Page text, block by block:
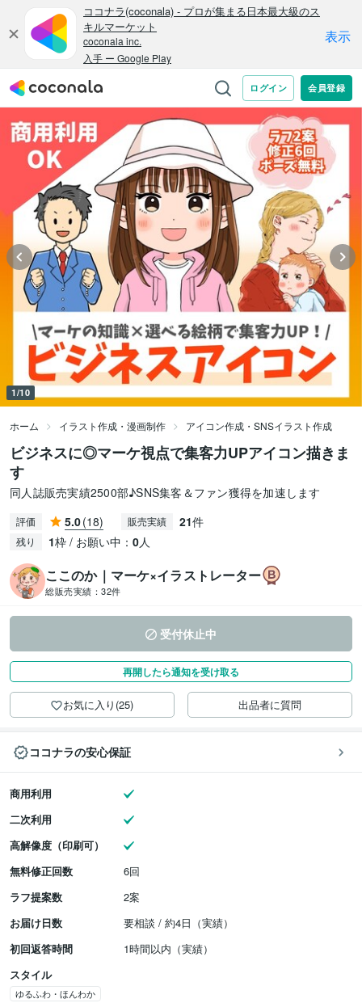
1/10
ホーム イラスト作成・漫画制作 アイコン作成・SNSイラスト作成
ビジネスに◎マーケ視点で集客力UPアイコン描きま
す
同人誌販売実績2500部♪SNS集客＆ファン獲得を加速します
評価 5.0(18) 販売実績 21件
残り 1枠 / お願い中： 0人
ここのか｜マーケ×イラストレーター
総販売実績： 32件
受付休止中
再開したら通知を受け取る
お気に入り(25) 出品者に質問
ココナラの安心保証
商用利用
二次利用
高解像度（印刷可）
無料修正回数
6回
ラフ提案数
2案
お届け日数
要相談 / 約4日（実績）
初回返答時間
1時間以内（実績）
スタイル
ゆるふわ・ほんわか